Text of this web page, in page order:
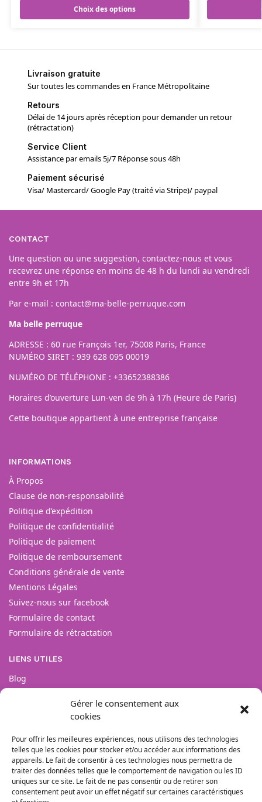
Gérer le consentement aux
cookies
Pour offrir les meilleures expériences, nous utilisons des technologies
telles que les cookies pour stocker et/ou accéder aux informations des
appareils. Le fait de consentir à ces technologies nous permettra de
traiter des données telles que le comportement de navigation ou les ID
uniques sur ce site. Le fait de ne pas consentir ou de retirer son
consentement peut avoir un effet négatif sur certaines caractéristiques
Choix des options
Livraison gratuite
Sur toutes les commandes en France Métropolitaine
Retours
Délai de 14 jours après réception pour demander un retour
(rétractation)
Service Client
Assistance par emails 5j/7 Réponse sous 48h
Paiement sécurisé
Visa/ Mastercard/ Google Pay (traité via Stripe)/ paypal
CONTACT
Une question ou une suggestion, contactez-nous et vous
recevrez une réponse en moins de 48 h du lundi au vendredi
entre 9h et 17h
Par e-mail : contact@ma-belle-perruque.com
Ma belle perruque
ADRESSE : 60 rue François 1er, 75008 Paris, France
NUMÉRO SIRET : 939 628 095 00019
NUMÉRO DE TÉLÉPHONE : +33652388386
Horaires d’ouverture Lun-ven de 9h à 17h (Heure de Paris)
Cette boutique appartient à une entreprise française
INFORMATIONS
À Propos
Clause de non-responsabilité
Politique d’expédition
Politique de confidentialité
Politique de paiement
Politique de remboursement
Conditions générale de vente
Mentions Légales
Suivez-nous sur facebook
Formulaire de contact
Formulaire de rétractation
LIENS UTILES
Blog